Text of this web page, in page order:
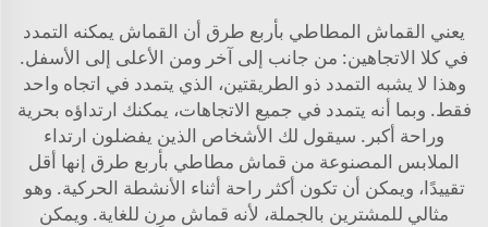
يعني القماش المطاطي بأربع طرق أن القماش يمكنه التمدد
في كلا الاتجاهين: من جانب إلى آخر ومن الأعلى إلى الأسفل.
وهذا لا يشبه التمدد ذو الطريقتين، الذي يتمدد في اتجاه واحد
فقط. وبما أنه يتمدد في جميع الاتجاهات، يمكنك ارتداؤه بحرية
وراحة أكبر. سيقول لك الأشخاص الذين يفضلون ارتداء
الملابس المصنوعة من قماش مطاطي بأربع طرق إنها أقل
تقييدًا، ويمكن أن تكون أكثر راحة أثناء الأنشطة الحركية. وهو
مثالي للمشترين بالجملة، لأنه قماش مرِن للغاية. ويمكن